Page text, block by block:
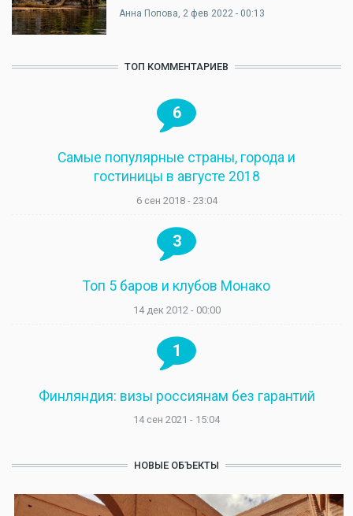
Анна Попова, 2 фев 2022 - 00:13
ТОП КОММЕНТАРИЕВ
6
Самые популярные страны, города и
гостиницы в августе 2018
6 сен 2018 - 23:04
3
Топ 5 баров и клубов Монако
14 дек 2012 - 00:00
1
Финляндия: визы россиянам без гарантий
14 сен 2021 - 15:04
НОВЫЕ ОБЪЕКТЫ